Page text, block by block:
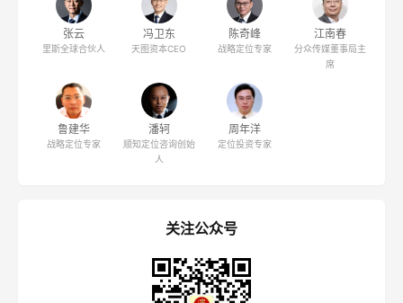
张云
里斯全球合伙人
冯卫东
天图资本CEO
陈奇峰
战略定位专家
江南春
分众传媒董事局主
席
鲁建华
战略定位专家
潘轲
顺知定位咨询创始
人
周年洋
定位投资专家
关注公众号